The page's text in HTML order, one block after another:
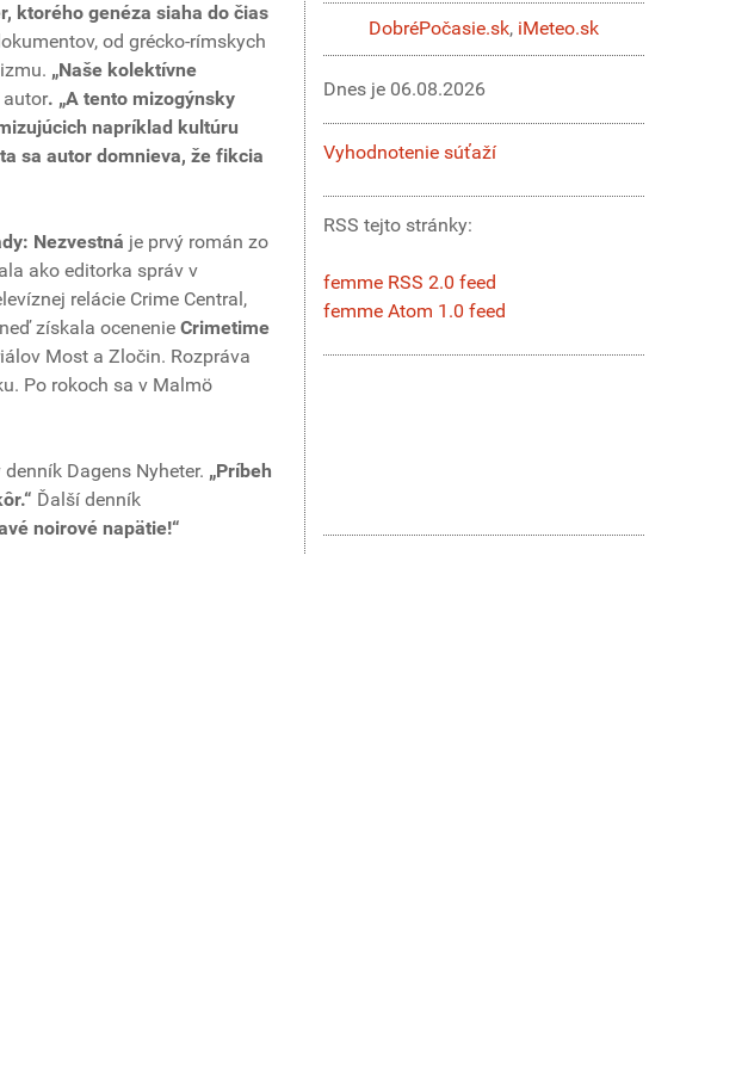
ktorého genéza siaha do čias
od grécko-rímskych
„Naše kolektívne
autor. „A tento mizogýnsky
napríklad kultúru
sa autor domnieva, že fikcia
Nezvestná je prvý román zo
ako editorka správ v
relácie Crime Central,
získala ocenenie Crimetime
Most a Zločin. Rozpráva
Po rokoch sa v Malmö
Dagens Nyheter. „Príbeh
Ďalší denník
noirové napätie!“
DobréPočasie.sk, iMeteo.sk
Dnes je 06.08.2026
Vyhodnotenie súťaží
RSS tejto stránky:
femme RSS 2.0 feed
femme Atom 1.0 feed